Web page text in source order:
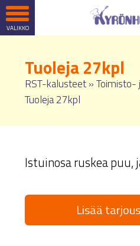
Tuoleja 27kpl
RST-kalusteet»Toimisto-
Tuoleja 27kpl
Istuinosa ruskea puu,
Lisää